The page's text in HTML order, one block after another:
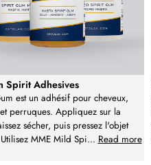
Spirit Adhesives
est un adhésif pour cheveux,
perruques. Appliquez sur la
sécher, puis pressez l'objet
MME Mild Spi... Read more